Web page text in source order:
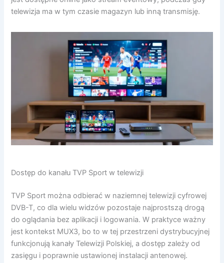
telewizja ma w tym czasie magazyn lub inną transmisję.
Dostęp do kanału TVP Sport w telewizji
TVP Sport można odbierać w naziemnej telewizji cyfrowej
DVB-T, co dla wielu widzów pozostaje najprostszą drogą
do oglądania bez aplikacji i logowania. W praktyce ważny
jest kontekst MUX3, bo to w tej przestrzeni dystrybucyjnej
funkcjonują kanały Telewizji Polskiej, a dostęp zależy od
zasięgu i poprawnie ustawionej instalacji antenowej.